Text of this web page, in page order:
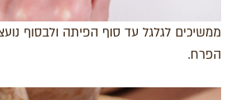
ממשיכים לגלגל עד סוף הפיתה ולבסוף
הפרח.